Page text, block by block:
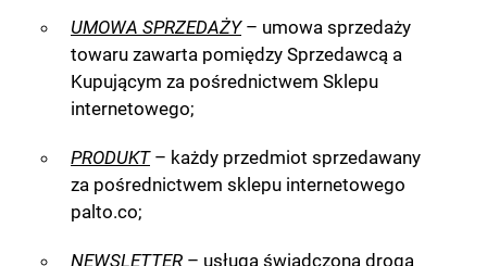
UMOWA SPRZEDAŻY– umowa sprzedaży
towaru zawarta pomiędzy Sprzedawcą a
Kupującym za pośrednictwem Sklepu
internetowego;
PRODUKT– każdy przedmiot sprzedawany
za pośrednictwem sklepu internetowego
palto.co;
NEWSLETTER – usługa świadczona drogą